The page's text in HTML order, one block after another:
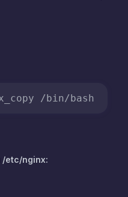
/etc/nginx: